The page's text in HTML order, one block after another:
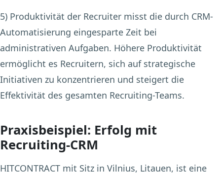
5) Produktivität der Recruiter misst die durch CRM-
Automatisierung eingesparte Zeit bei
administrativen Aufgaben. Höhere Produktivität
ermöglicht es Recruitern, sich auf strategische
Initiativen zu konzentrieren und steigert die
Effektivität des gesamten Recruiting-Teams.
Praxisbeispiel: Erfolg mit
Recruiting-CRM
HITCONTRACT mit Sitz in Vilnius, Litauen, ist eine